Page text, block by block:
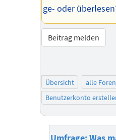
ge- oder
Beitrag melden
Übersicht alle Foren
Benutzerkonto